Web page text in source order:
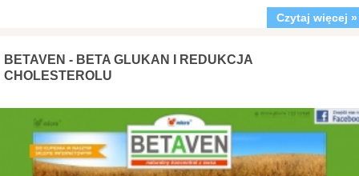
Czytaj więcej »
BETAVEN - BETA GLUKAN I REDUKCJA
CHOLESTEROLU